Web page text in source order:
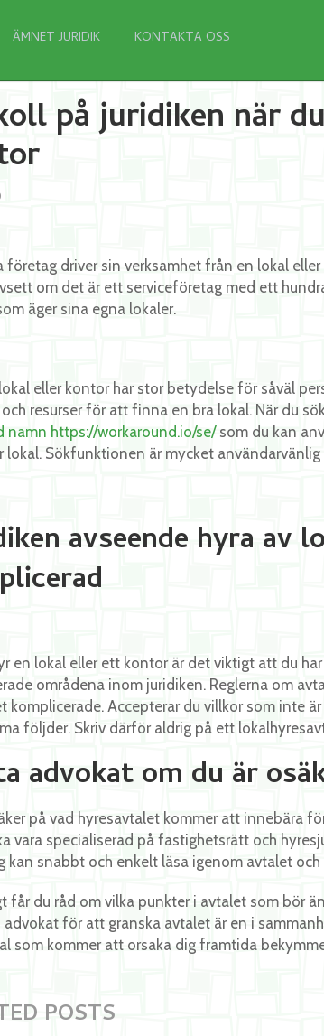
ÄMNET JURIDIK KONTAKTA OSS
på juridiken när
företag driver sin verksamhet från en lokal
om det är ett serviceföretag med ett
äger sina egna lokaler.
eller kontor har stor betydelse för såväl
resurser för att finna en bra lokal. När du
namn https://workaround.io/se/som du kan
lokal. Sökfunktionen är mycket
avseende hyra av
en lokal eller ett kontor är det viktigt att du
områdena inom juridiken. Reglerna om
komplicerade. Accepterar du villkor som inte
följder. Skriv därför aldrig på ett
advokat om du är
på vad hyresavtalet kommer att innebära
vara specialiserad på fastighetsrätt och
kan snabbt och enkelt läsa igenom avtalet
får du råd om vilka punkter i avtalet som bör
advokat för att granska avtalet är en i
som kommer att orsaka dig framtida
POSTS